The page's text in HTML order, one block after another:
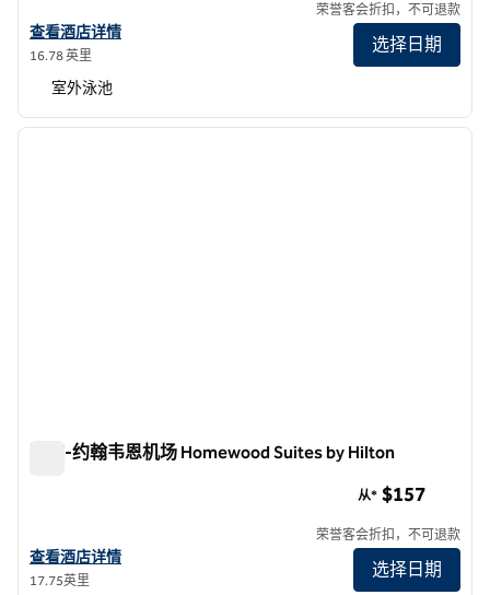
查看希尔顿Irvine/Orange County Airport的酒店详情
查看酒店详情
16.78 英里
荣誉客会折扣，不可退款
选择日期
室外泳池
1/12
下一
欧文-约翰韦恩机场 Homewood Suites by Hilton
查看Homewood Suites by Hilton Irvine John Wayne Airport的酒店详
查看酒店详情
17.75英里
从* $157
荣誉客会折扣，不可退款
选择日期